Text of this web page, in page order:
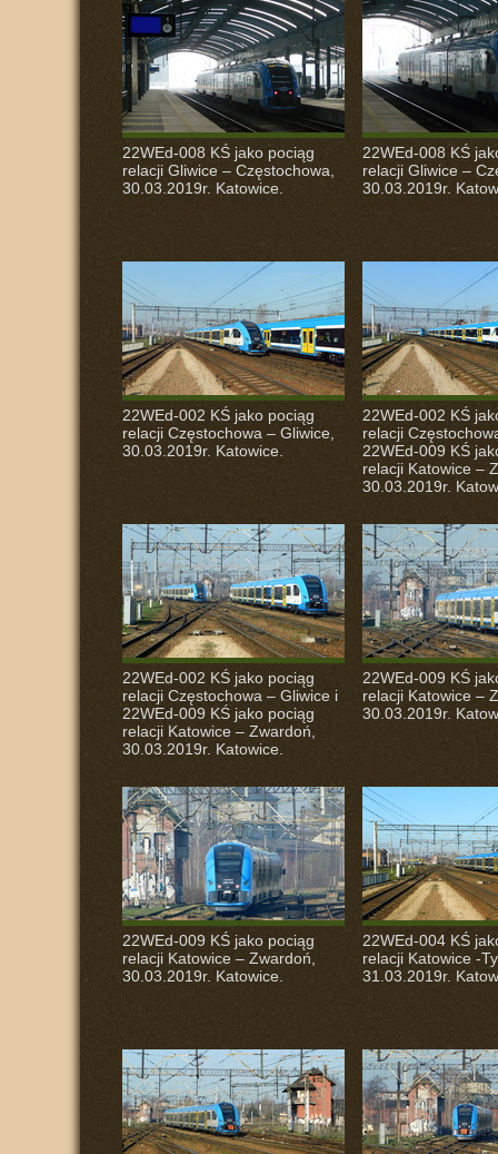
22WEd-008 KŚ jako pociąg
relacji Gliwice – Częstochowa,
30.03.2019r. Katowice.
22WEd-008 KŚ
relacji Gliwice –
30.03.2019r.
22WEd-002 KŚ jako pociąg
relacji Częstochowa – Gliwice,
30.03.2019r. Katowice.
22WEd-002 KŚ
relacji
22WEd-009 KŚ
relacji Katowice –
30.03.2019r.
22WEd-002 KŚ jako pociąg
relacji Częstochowa – Gliwice i
22WEd-009 KŚ jako pociąg
relacji Katowice – Zwardoń,
30.03.2019r. Katowice.
22WEd-009 KŚ
relacji Katowice –
30.03.2019r.
22WEd-009 KŚ jako pociąg
relacji Katowice – Zwardoń,
30.03.2019r. Katowice.
22WEd-004 KŚ
relacji Katowice -
31.03.2019r.